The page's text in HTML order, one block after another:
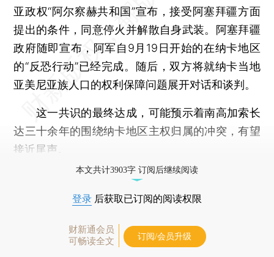
亚政权“阿尔察赫共和国”宣布，接受阿塞拜疆方面
提出的条件，同意停火并解散自身武装。阿塞拜疆
政府随即宣布，阿军自9月19日开始的在纳卡地区
的“反恐行动”已经完成。随后，双方将就纳卡当地
亚美尼亚族人口的权利保障问题展开对话和谈判。
这一共识的最终达成，可能预示着南高加索长
达三十余年的围绕纳卡地区主权归属的冲突，有望
接近尾声。
本文共计3903字 订阅后继续阅读
登录 后获取已订阅的阅读权限
财新通会员
可畅读全文
订阅/会员升级